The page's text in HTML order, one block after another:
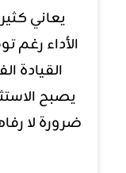
يعاني
الأداء رغم
القيادة
يصبح
ضرورة لا